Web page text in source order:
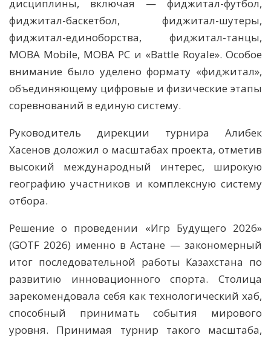
дисциплины, включая — фиджитал-футбол,
фиджитал-баскетбол, фиджитал-шутеры,
фиджитал-единоборства, фиджитал-танцы,
MOBA Mobile, MOBA PC и «Battle Royale». Особое
внимание было уделено формату «фиджитал»,
объединяющему цифровые и физические этапы
соревнований в единую систему.
Руководитель дирекции турнира Алибек
Хасенов доложил о масштабах проекта, отметив
высокий международный интерес, широкую
географию участников и комплексную систему
отбора.
Решение о проведении «Игр Будущего 2026»
(GOTF 2026) именно в Астане — закономерный
итог последовательной работы Казахстана по
развитию инновационного спорта. Столица
зарекомендовала себя как технологический хаб,
способный принимать события мирового
уровня. Принимая турнир такого масштаба,